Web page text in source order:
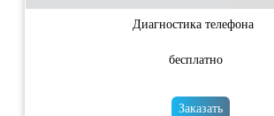
Диагностика телефона
бесплатно
Заказать